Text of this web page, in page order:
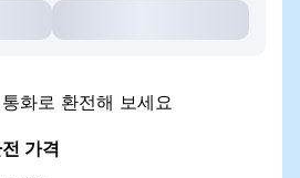
화로 환전해 보세요
가격